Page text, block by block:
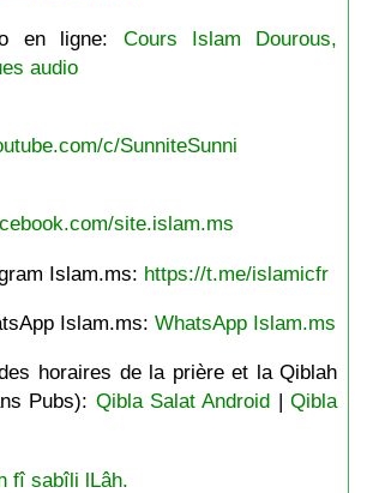
en ligne: Cours Islam Dourous,
audio
c/SunniteSunni
site.islam.ms
Islam.ms: https://t.me/islamicfr
Islam.ms: WhatsApp Islam.ms
horaires de la prière et la Qiblah
Pubs): Qibla Salat Android |Qibla
fî sabîli lLâh.